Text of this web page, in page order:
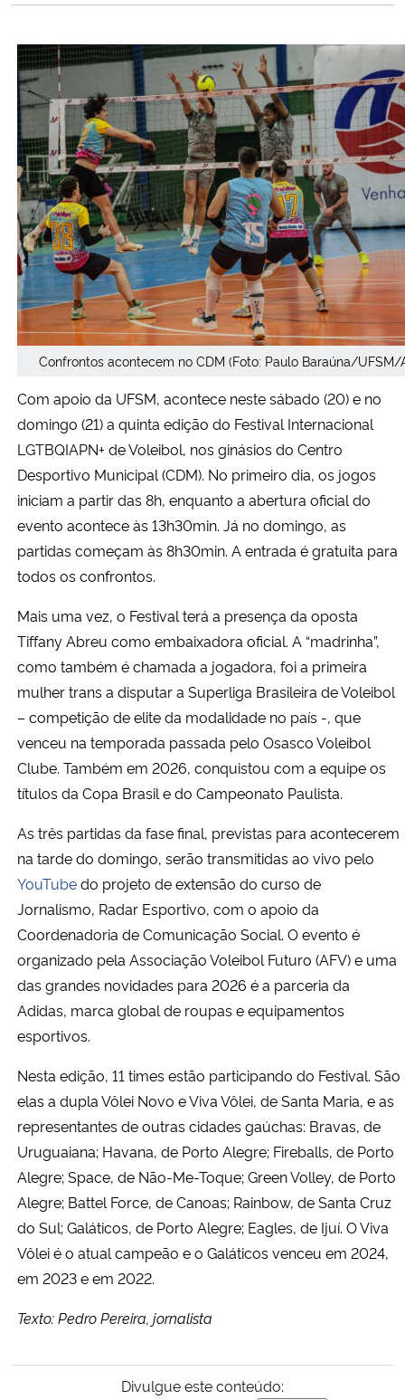
Ministério do Desenvolvimento Regional
Controladoria-Geral da União
Ministério da Mulher, da Família e dos Direitos Humanos
Secretaria-Geral
Secretaria de Governo
Gabinete de Segurança Institucional
Advocacia-Geral da União
Banco Central do Brasil
Confrontos acontecem no CDM (Foto: Paulo Baraúna/UFSM/
Com apoio da UFSM, acontece neste sábado (20) e no
domingo (21) a quinta edição do Festival Internacional
LGTBQIAPN+ de Voleibol, nos ginásios do Centro
Desportivo Municipal (CDM). No primeiro dia, os jogos
iniciam a partir das 8h, enquanto a abertura oficial do
evento acontece às 13h30min. Já no domingo, as
partidas começam às 8h30min. A entrada é gratuita para
todos os confrontos.
Mais uma vez, o Festival terá a presença da oposta
Tiffany Abreu como embaixadora oficial. A “madrinha”,
como também é chamada a jogadora, foi a primeira
mulher trans a disputar a Superliga Brasileira de Voleibol
– competição de elite da modalidade no país -, que
venceu na temporada passada pelo Osasco Voleibol
Clube. Também em 2026, conquistou com a equipe os
títulos da Copa Brasil e do Campeonato Paulista.
As três partidas da fase final, previstas para acontecerem
na tarde do domingo, serão transmitidas ao vivo pelo
YouTubedo projeto de extensão do curso de
Jornalismo, Radar Esportivo, com o apoio da
Coordenadoria de Comunicação Social. O evento é
organizado pela Associação Voleibol Futuro (AFV) e uma
das grandes novidades para 2026 é a parceria da
Adidas, marca global de roupas e equipamentos
esportivos.
Nesta edição, 11 times estão participando do Festival. São
elas a dupla Vôlei Novo e Viva Vôlei, de Santa Maria, e as
representantes de outras cidades gaúchas: Bravas, de
Uruguaiana; Havana, de Porto Alegre; Fireballs, de Porto
Alegre; Space, de Não-Me-Toque; Green Volley, de Porto
Alegre; Battel Force, de Canoas; Rainbow, de Santa Cruz
do Sul; Galáticos, de Porto Alegre; Eagles, de Ijuí. O Viva
Vôlei é o atual campeão e o Galáticos venceu em 2024,
em 2023 e em 2022.
Texto: Pedro Pereira, jornalista
Divulgue este conteúdo: